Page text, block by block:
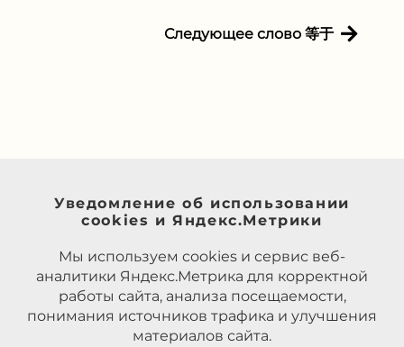
Следующее слово 等于
Уведомление об использовании
cookies и Яндекс.Метрики
Мы используем cookies и сервис веб-
аналитики Яндекс.Метрика для корректной
работы сайта, анализа посещаемости,
понимания источников трафика и улучшения
материалов сайта.